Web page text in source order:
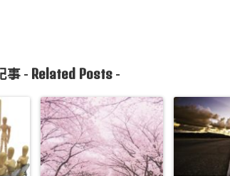
事 - Related Posts-